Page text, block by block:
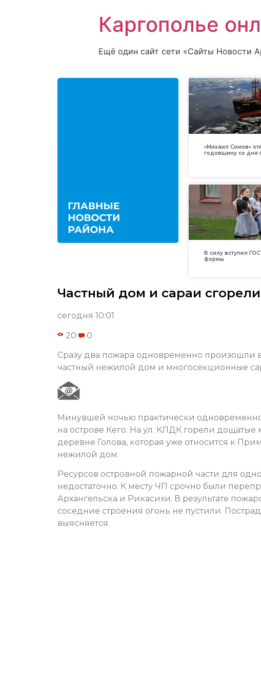
Каргополье
Ещё один сайт сети «Сайты Новости
«Михаил Сомов»
годовщину со дня
В силу вступил
формы
Частный дом и сараи
сегодня 10:01
20 0
Сразу два пожара одновременно произошли
частный нежилой дом и многосекционные
Минувшей ночью практически одновременно
на острове Кего. На ул. КЛДК горели
деревне Голова, которая уже относится к
нежилой дом.
Ресурсов островной пожарной части для
недостаточно. К месту ЧП срочно были
Архангельска и Рикасихи. В результате
соседние строения огонь не пустили.
выясняется.